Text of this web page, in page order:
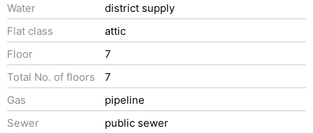
Water
district supply
Flat class
attic
Floor
7
Total No. of floors
7
Gas
pipeline
Sewer
public sewer